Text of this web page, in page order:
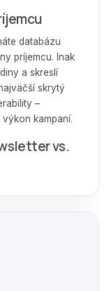
databázu
príjemcu. Inak
a skreslí
skrytý
–
kampaní.
vs.